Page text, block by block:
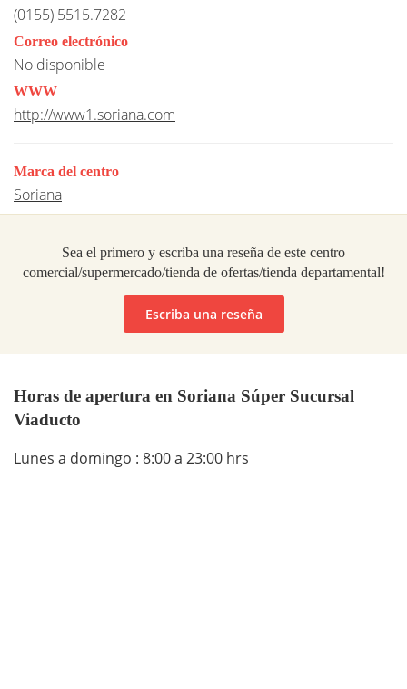
(0155) 5515.7282
Correo electrónico
No disponible
WWW
http://www1.soriana.com
Marca del centro
Soriana
Sea el primero y escriba una reseña de este centro
comercial/supermercado/tienda de ofertas/tienda departamental!
Escriba una reseña
Horas de apertura en Soriana Súper Sucursal
Viaducto
Lunes a domingo : 8:00 a 23:00 hrs